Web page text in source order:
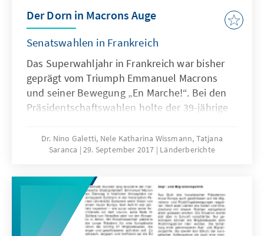
Der Dorn in Macrons Auge
Senatswahlen in Frankreich
Das Superwahljahr in Frankreich war bisher
geprägt vom Triumph Emmanuel Macrons
und seiner Bewegung „En Marche!“. Bei den
Präsidentschaftswahlen holte der 39-jährige
den Wahlen zur Assemblée nationale konnte
seine Bewegung „La République en marche“
Mehrheit von 309 Abgeordneten erlangen.
Dr. Nino Galetti, Nele Katharina Wissmann, Tatjana
Saranca
29. September 2017 Länderberichte